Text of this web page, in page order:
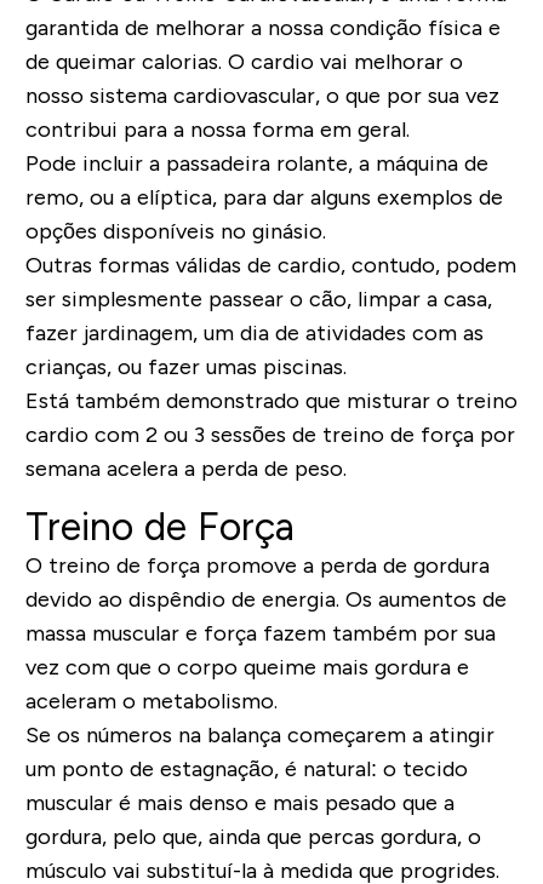
garantida de melhorar a nossa condição física e
de queimar calorias. O cardio vai melhorar o
nosso sistema cardiovascular, o que por sua vez
contribui para a nossa forma em geral.
Pode incluir a passadeira rolante, a máquina de
remo, ou a elíptica, para dar alguns exemplos de
opções disponíveis no ginásio.
Outras formas válidas de cardio, contudo, podem
ser simplesmente passear o cão, limpar a casa,
fazer jardinagem, um dia de atividades com as
crianças, ou fazer umas piscinas.
Está também demonstrado que misturar o treino
cardio com 2 ou 3 sessões de treino de força por
semana acelera a perda de peso.
Treino de Força
O treino de força promove a perda de gordura
devido ao dispêndio de energia. Os aumentos de
massa muscular e força fazem também por sua
vez com que o corpo queime mais gordura e
aceleram o metabolismo.
Se os números na balança começarem a atingir
um ponto de estagnação, é natural: o tecido
muscular é mais denso e mais pesado que a
gordura, pelo que, ainda que percas gordura, o
músculo vai substituí-la à medida que progrides.